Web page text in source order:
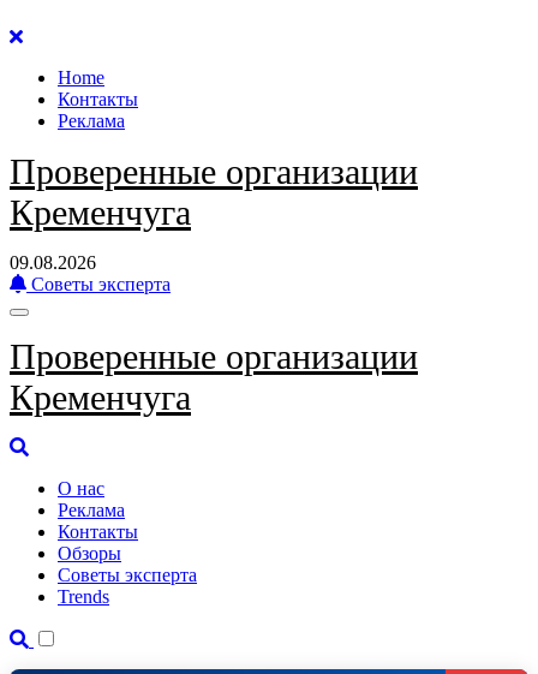
Перейти
содержанию
Home
Контакты
Реклама
Проверенные организации
Кременчуга
09.08.2026
Советы эксперта
Проверенные организации
Кременчуга
О нас
Реклама
Контакты
Обзоры
Советы эксперта
Trends